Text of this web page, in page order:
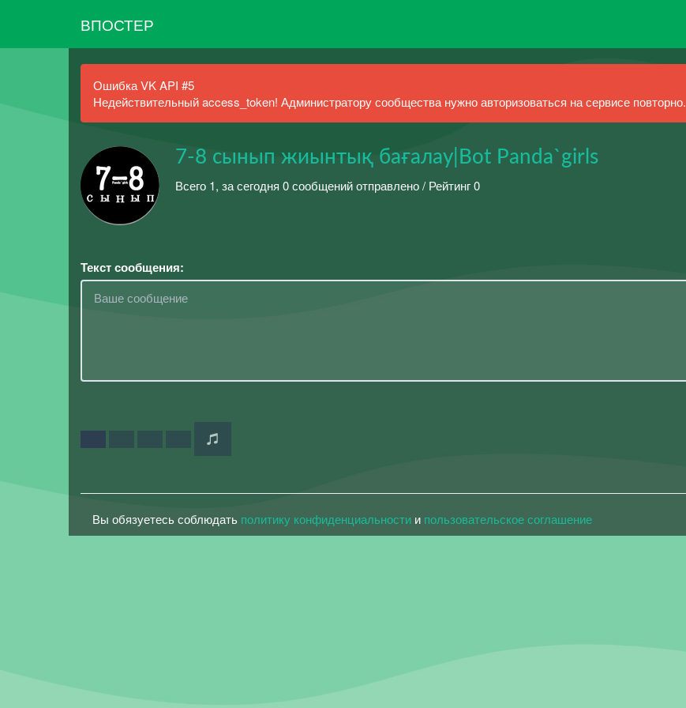
ВПОСТЕР
Ошибка VK API #5
Недействительный access_token! Администратору сообщества нужно авторизоваться на сервисе повторно.
7-8 сынып жиынтық бағалау|Bot Panda`girls
Всего 1, за сегодня 0 сообщений отправлено / Рейтинг 0
Текст сообщения:
Вы обязуетесь соблюдать политику конфиденциальности и пользовательское соглашение